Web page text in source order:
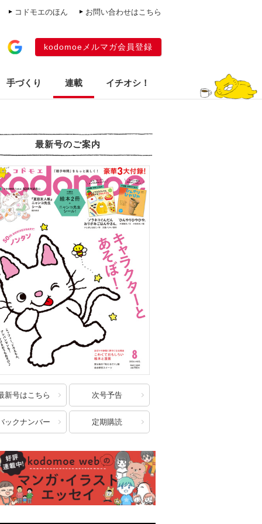
コドモエのほん お問い合わせはこちら
kodomoeメルマガ会員登録
手づくり 連載 イチオシ！
最新号のご案内
新号はこちら 次号予告
ックナンバー 定期購読